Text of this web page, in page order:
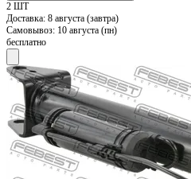
2 ШТ
Доставка: 8 августа (завтра)
Самовывоз: 10 августа (пн)
бесплатно